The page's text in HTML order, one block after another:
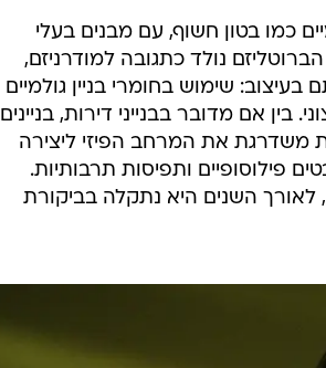
כמו בטון חשוף, עם מבנים בעלי
נולד כתגובה למודרניזם,
שימוש בחומרי בניין גולמיים
בין אם מדובר בבנייני דירות, בניינים
משדרגת את המרחב הפיזי ליצירה
פילוסופיים ותפיסות תרבותיות.
השנים היא נתקלה בביקורת